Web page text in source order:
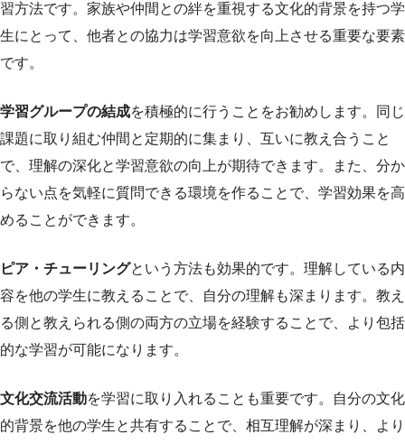
習方法です。家族や仲間との絆を重視する文化的背景を持つ学
生にとって、他者との協力は学習意欲を向上させる重要な要素
です。
学習グループの結成を積極的に行うことをお勧めします。同じ
課題に取り組む仲間と定期的に集まり、互いに教え合うこと
で、理解の深化と学習意欲の向上が期待できます。また、分か
らない点を気軽に質問できる環境を作ることで、学習効果を高
めることができます。
ピア・チューリングという方法も効果的です。理解している内
容を他の学生に教えることで、自分の理解も深まります。教え
る側と教えられる側の両方の立場を経験することで、より包括
的な学習が可能になります。
文化交流活動を学習に取り入れることも重要です。自分の文化
的背景を他の学生と共有することで、相互理解が深まり、より